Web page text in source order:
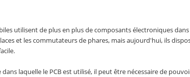
utilisent de plus en plus de composants électroniques
et les commutateurs de phares, mais aujourd'hui, ils
laquelle le PCB est utilisé, il peut être nécessaire de